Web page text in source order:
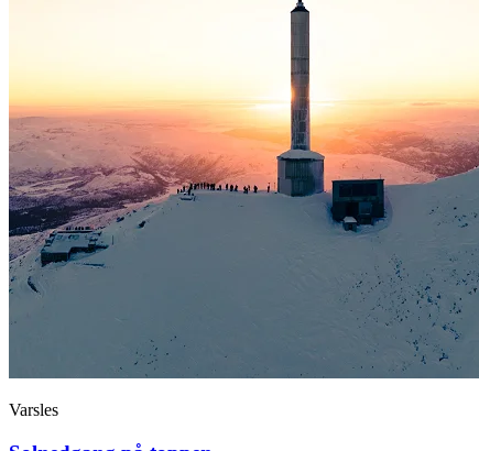
Varsles